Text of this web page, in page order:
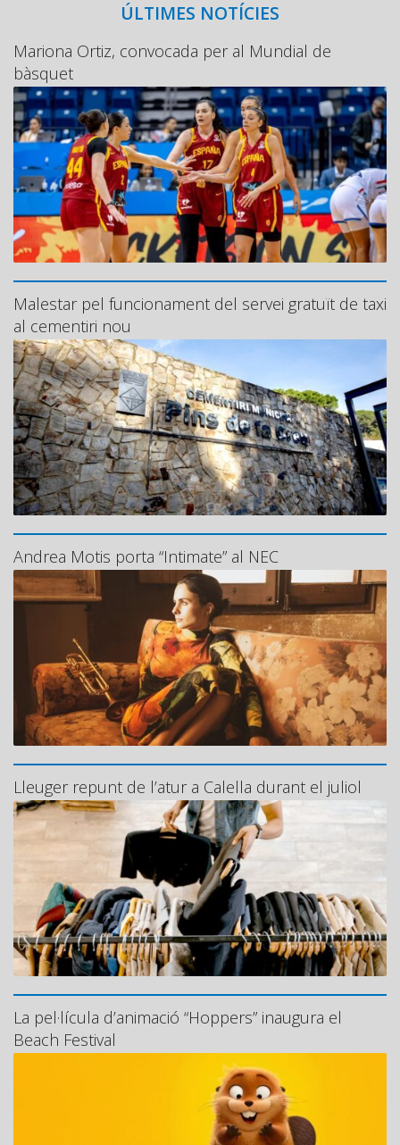
ÚLTIMES NOTÍCIES
Mariona Ortiz, convocada per al Mundial de
bàsquet
Malestar pel funcionament del servei gratuït de taxi
al cementiri nou
Andrea Motis porta “Intimate” al NEC
Lleuger repunt de l’atur a Calella durant el juliol
La pel·lícula d’animació “Hoppers” inaugura el
Beach Festival